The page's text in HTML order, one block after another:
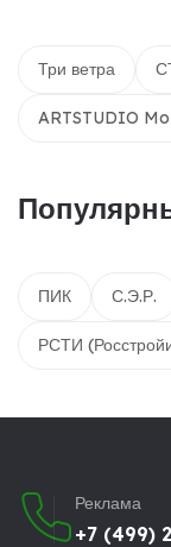
Три ветра
ARTSTUDIO
ПИК С.Э.Р.
РСТИ
Реклама
+7 (499)